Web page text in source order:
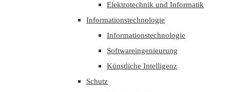
Elektrotechnik und Informatik
Informationstechnologie
Informationstechnologie
Softwareingenieurung
Künstliche Intelligenz
Schutz